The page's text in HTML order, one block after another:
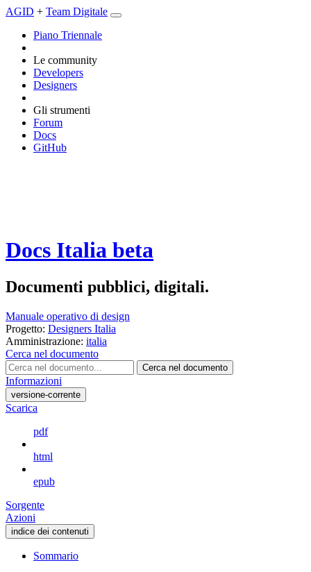
AGID + Team Digitale
Piano Triennale
Le community
Developers
Designers
Gli strumenti
Forum
Docs
GitHub
Docs Italia beta
Documenti pubblici, digitali.
Manuale operativo di design
Progetto: Designers Italia
Amministrazione: italia
Cerca nel documento
Cerca nel documento
Informazioni
versione-corrente
Scarica
pdf
html
epub
Sorgente
Azioni
indice dei contenuti
Sommario